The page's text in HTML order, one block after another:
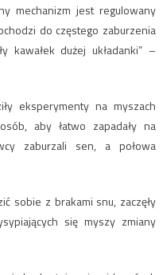
mechanizm jest regulowany
do częstego zaburzenia
kawałek dużej układanki” –
eksperymenty na myszach
aby łatwo zapadały na
zaburzali sen, a połowa
sobie z brakami snu, zaczęły
się myszy zmiany